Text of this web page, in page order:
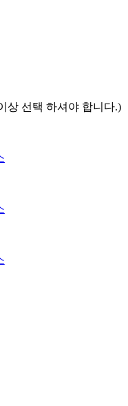
상 선택 하셔야 합니다.)